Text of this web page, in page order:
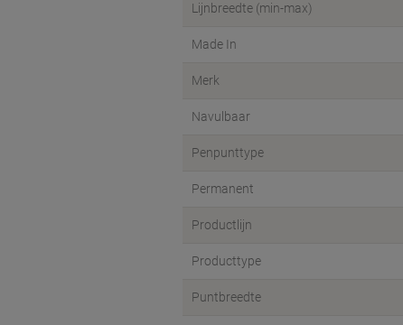
Lijnbreedte (min-max)
Made In
Merk
Navulbaar
Penpunttype
Permanent
Productlijn
Producttype
Puntbreedte